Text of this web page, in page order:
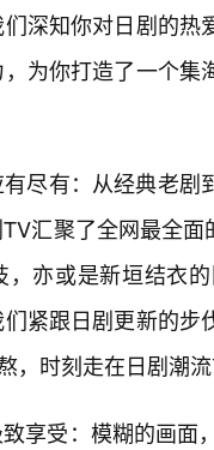
深知你对日剧的
为你打造了一个
尽有：从经典老
汇聚了全网最全
，亦或是新垣结衣
紧跟日剧更新的
，时刻走在日剧潮
享受：模糊的画面